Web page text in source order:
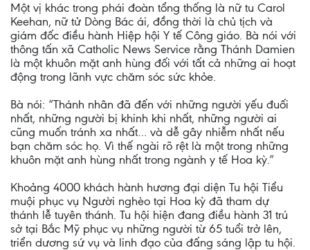
Một vị khác trong phái đoàn tổng thống là nữ tu Carol
Keehan, nữ tử Dòng Bác ái, đồng thời là chủ tịch và
giám đốc điều hành Hiệp hội Y tế Công giáo. Bà nói với
thông tấn xã Catholic News Service rằng Thánh Damien
là một khuôn mặt anh hùng đối với tất cả những ai hoạt
động trong lãnh vực chăm sóc sức khỏe.
Bà nói: “Thánh nhân đã đến với những người yếu đuối
nhất, những người bị khinh khi nhất, những người ai
cũng muốn tránh xa nhất… và dễ gây nhiễm nhất nếu
bạn chăm sóc họ. Vì thế ngài rõ rệt là một trong những
khuôn mặt anh hùng nhất trong ngành y tế Hoa kỳ.”
Khoảng 4000 khách hành hương đại diện Tu hội Tiểu
muội phục vụ Người nghèo tại Hoa kỳ đã tham dự
thánh lễ tuyên thánh. Tu hội hiện đang điều hành 31 trú
sở tại Bắc Mỹ phục vụ những người từ 65 tuổi trở lên,
triển dương sứ vụ và linh đạo của đấng sáng lập tu hội.